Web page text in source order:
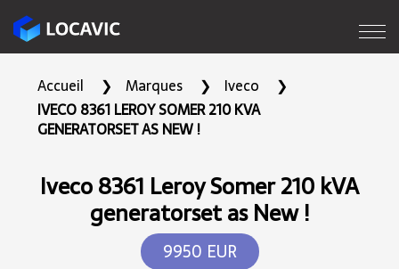
Accueil Marques
Iveco
IVECO 8361 LEROY SOMER 210 KVA
GENERATORSET AS NEW !
Iveco 8361 Leroy Somer 210 kVA
generatorset as New !
9950 EUR